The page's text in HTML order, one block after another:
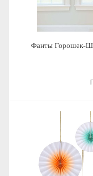
Фанты Горошек-